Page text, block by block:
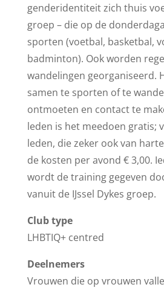
genderidentiteit zich thuis
groep – die op de
sporten (voetbal, basketbal,
badminton). Ook worden
wandelingen georganiseerd.
samen te sporten of te
ontmoeten en contact te
leden is het meedoen gratis;
leden, die zeker ook van
de kosten per avond € 3,00.
wordt de training gegeven
vanuit de IJssel Dykes groep.
Club type
LHBTIQ+ centred
Deelnemers
Vrouwen die op vrouwen